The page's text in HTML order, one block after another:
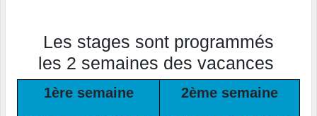
Les stages sont programmés
les 2 semaines des vacances
1ère semaine 2ème semaine